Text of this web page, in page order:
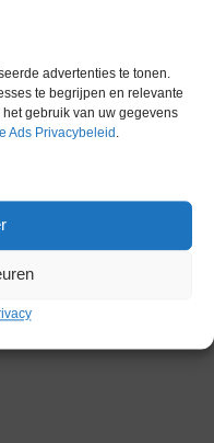
advertenties te tonen.
te begrijpen en relevante
gebruik van uw gegevens
Ads Privacybeleid .